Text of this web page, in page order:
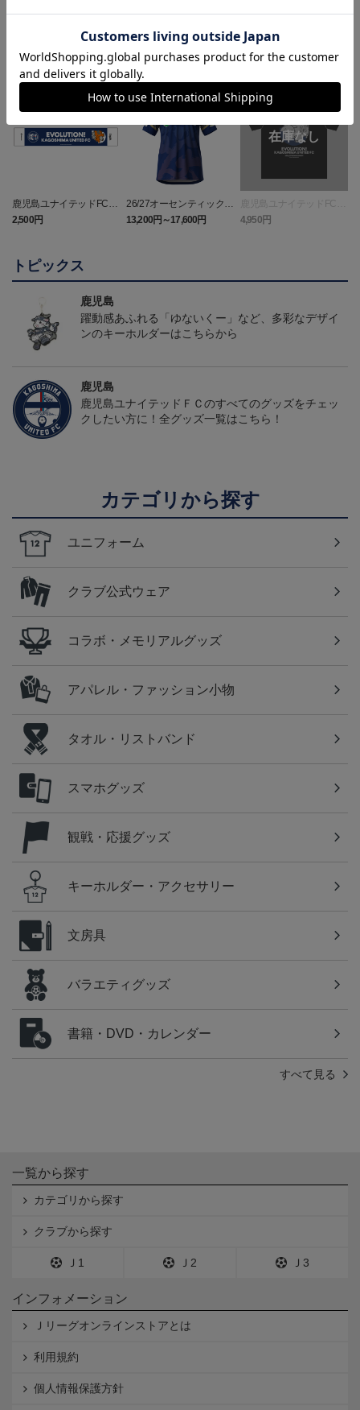
ランキング
NEW
鹿児島ユナイテッドFC
バクーダ タオルマフラ
ー
2,500円
26/27オーセンティックユ
ニフォーム（FP1st）
13,200円～17,600円
鹿児島ユナイテッドFC
バクーダ Tシャツ BLACK
4,950円
トピックス
鹿児島
躍動感あふれる「ゆないくー」など、多彩なデザイ
ンのキーホルダーはこちらから
鹿児島
鹿児島ユナイテッドＦＣのすべてのグッズをチェッ
クしたい方に！全グッズ一覧はこちら！
カテゴリから探す
ユニフォーム
クラブ公式ウェア
コラボ・メモリアルグッズ
アパレル・ファッション小物
タオル・リストバンド
スマホグッズ
観戦・応援グッズ
キーホルダー・アクセサリー
文房具
バラエティグッズ
書籍・DVD・カレンダー
すべて見る
一覧から探す
カテゴリから探す
クラブから探す
Ｊ1 Ｊ2 Ｊ3
インフォメーション
Ｊリーグオンラインストアとは
利用規約
個人情報保護方針